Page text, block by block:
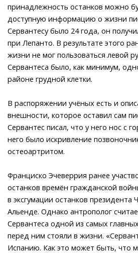
принадлежность останков можно
доступную информацию о жизни
Сервантесу было 24 года, он
при Лепанто. В результате этого
жизни не мог пользоваться левой
Сервантеса было, как минимум,
районе грудной клетки.
В распоряжении учёных есть и
внешности, которое оставил сам
Сервантес писал, что у него нос с
него было искривление
остеоартритом.
Франциско Эчеверрия ранее
останков времён гражданской
в эксгумации останков президента
Альенде. Однако антрополог
Сервантеса одной из самых
перед ним стояли в жизни.
Испанию. Как это может быть, что